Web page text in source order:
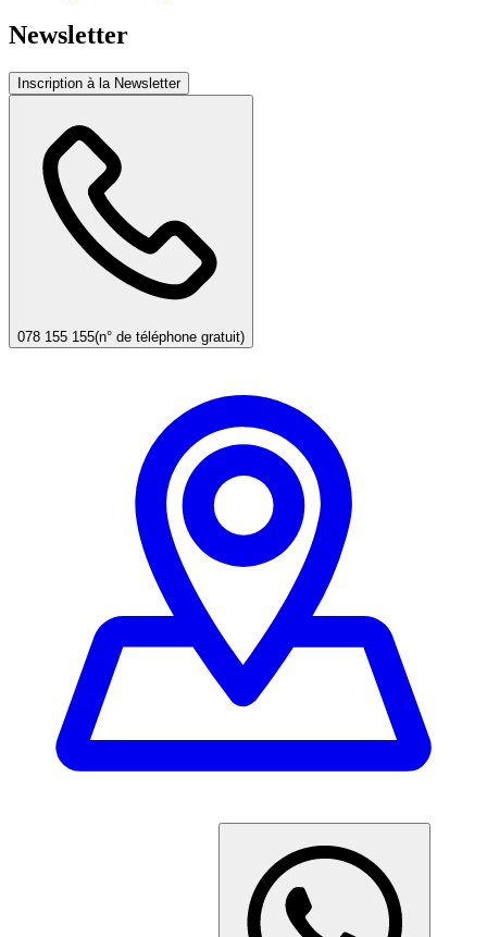
Newsletter
Inscription à la Newsletter
078 155 155(n° de téléphone gratuit)